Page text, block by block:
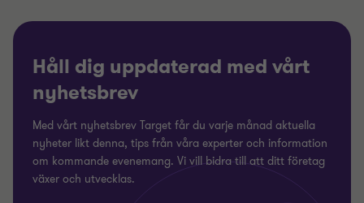
Håll dig uppdaterad med vårt
nyhetsbrev
Med vårt nyhetsbrev Target får du varje månad aktuella
nyheter likt denna, tips från våra experter och information
om kommande evenemang. Vi vill bidra till att ditt företag
växer och utvecklas.